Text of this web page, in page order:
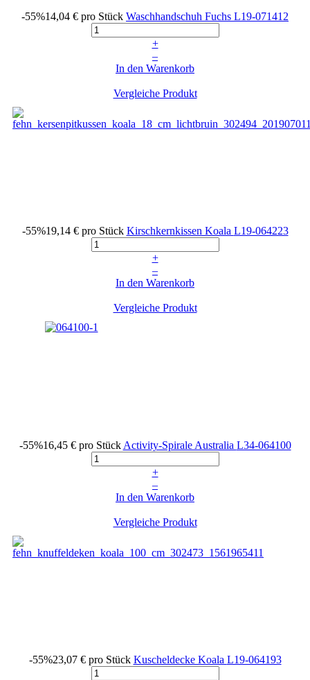
-55%14,04 € pro Stück Waschhandschuh Fuchs L19-071412
+
–
In den Warenkorb
Vergleiche Produkt
-55%19,14 € pro Stück Kirschkernkissen Koala L19-064223
+
–
In den Warenkorb
Vergleiche Produkt
-55%16,45 € pro Stück Activity-Spirale Australia L34-064100
+
–
In den Warenkorb
Vergleiche Produkt
-55%23,07 € pro Stück Kuscheldecke Koala L19-064193